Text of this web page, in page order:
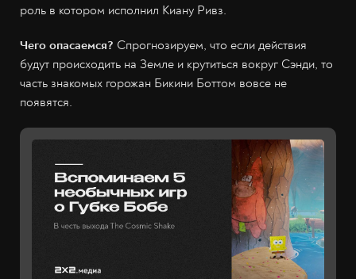
роль в котором исполнил Киану Ривз.
Чего опасаемся? Спрогнозируем, что если действия
будут происходить на Земле и крутиться вокруг Сэнди, то
часть знакомых горожан Бикини Боттом вовсе не
появятся.